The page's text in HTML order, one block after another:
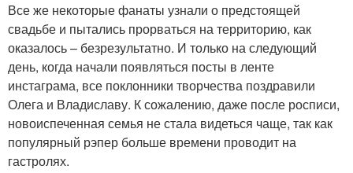
Все же некоторые фанаты узнали о предстоящей
свадьбе и пытались прорваться на территорию, как
оказалось – безрезультатно. И только на следующий
день, когда начали появляться посты в ленте
инстаграма, все поклонники творчества поздравили
Олега и Владиславу. К сожалению, даже после росписи,
новоиспеченная семья не стала видеться чаще, так как
популярный рэпер больше времени проводит на
гастролях.